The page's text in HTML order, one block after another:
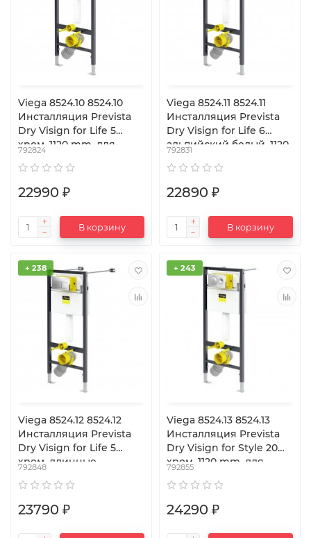
Viega 8524.10 8524.10
Инсталляция Prevista
Dry Visign for Life 5
хром, 1120 mm, для
792824
22990 ₽
В корзину
Viega 8524.11 8524.11
Инсталляция Prevista
Dry Visign for Life 6
альпийский белый, 1120
унитазов
792831
22890 ₽
В корзину
+ 238
Viega 8524.12 8524.12
Инсталляция Prevista
Dry Visign for Life 5
хром, длинные
подвесных унитазов
792848
23790 ₽
+ 243
Viega 8524.13 8524.13
Инсталляция Prevista
Dry Visign for Style 20
хром, 1120 mm, для
792855
24290 ₽